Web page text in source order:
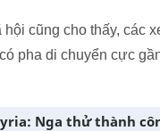
cũng cho thấy, các
pha di chuyển cực
Nga thử thành